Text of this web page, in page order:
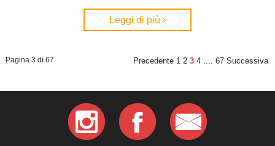
Leggi di più ›
Pagina 3 di 67 Precedente 1 2 3 4 .... 67 Successiva